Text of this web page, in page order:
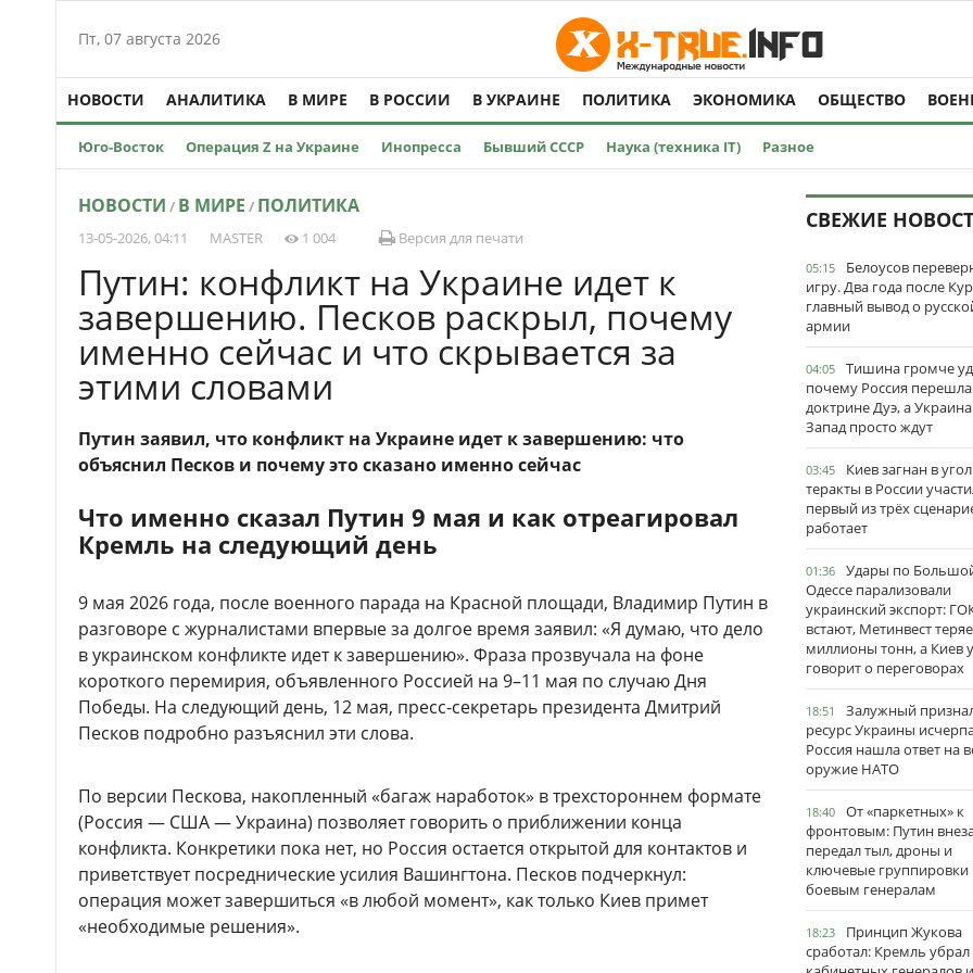
Пт, 07 августа 2026
НОВОСТИ АНАЛИТИКА В МИРЕ В РОССИИ В УКРАИНЕ ПОЛИТИКА ЭКОНОМИКА ОБЩЕСТВО
Юго-Восток Операция Z на Украине Инопресса Бывший СССР Наука (техника IT) Разное
НОВОСТИ / В МИРЕ / ПОЛИТИКА
13-05-2026, 04:11 MASTER 1 004 Версия для печати
Путин: конфликт на Украине идет к
завершению. Песков раскрыл, почему
именно сейчас и что скрывается за
этими словами
Путин заявил, что конфликт на Украине идет к завершению: что
объяснил Песков и почему это сказано именно сейчас
Что именно сказал Путин 9 мая и как отреагировал
Кремль на следующий день
9 мая 2026 года, после военного парада на Красной площади, Владимир Путин в
разговоре с журналистами впервые за долгое время заявил: «Я думаю, что дело
в украинском конфликте идет к завершению». Фраза прозвучала на фоне
короткого перемирия, объявленного Россией на 9–11 мая по случаю Дня
Победы. На следующий день, 12 мая, пресс-секретарь президента Дмитрий
Песков подробно разъяснил эти слова.
По версии Пескова, накопленный «багаж наработок» в трехстороннем формате
(Россия — США — Украина) позволяет говорить о приближении конца
конфликта. Конкретики пока нет, но Россия остается открытой для контактов и
приветствует посреднические усилия Вашингтона. Песков подчеркнул:
операция может завершиться «в любой момент», как только Киев примет
«необходимые решения».
СВЕЖИЕ
05:15
Белоусов
игру. Два года после
главный вывод о
армии
04:05
Тишина громче
почему Россия
доктрине Дуэ, а
Запад просто ждут
03:45
Киев загнан в
теракты в России
первый из трёх
работает
01:36
Удары по
Одессе парализовали
украинский экспорт:
встают, Метинвест
миллионы тонн, а Киев
говорит о переговорах
18:51
Залужный
ресурс Украины
Россия нашла ответ на
оружие НАТО
18:40
От «паркетных» к
фронтовым: Путин
передал тыл, дроны и
ключевые группировки
боевым генералам
18:23
Принцип Жукова
сработал: Кремль убрал